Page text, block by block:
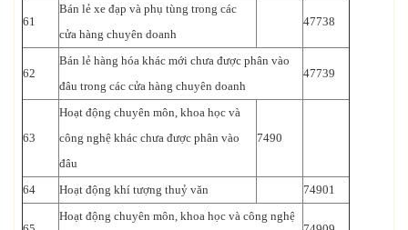
61
Bán lẻ xe đạp và phụ tùng trong các
cửa hàng chuyên doanh
47738
62
Bán lẻ hàng hóa khác mới chưa được phân vào
đâu trong các cửa hàng chuyên doanh
47739
63
Hoạt động chuyên môn, khoa học và
công nghệ khác chưa được phân vào
đâu
7490
64 Hoạt động khí tượng thuỷ văn 74901
Hoạt động chuyên môn, khoa học và công nghệ